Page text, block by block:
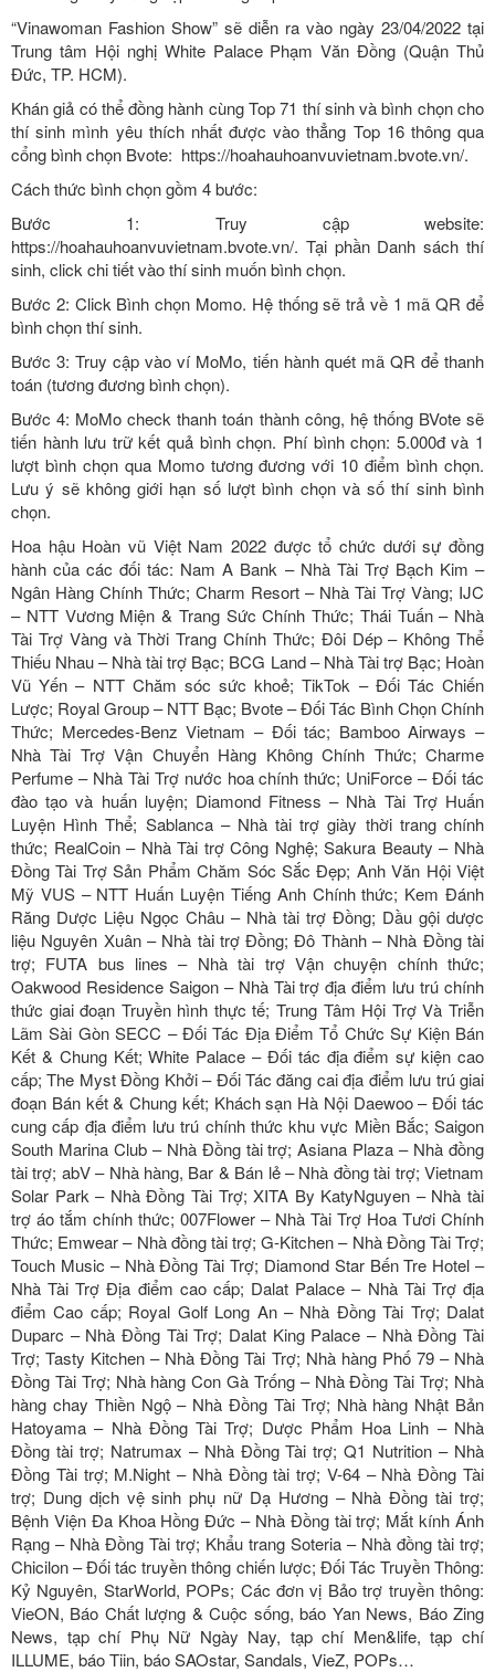
“Vinawoman Fashion Show” sẽ diễn ra vào ngày 23/04/2022 tại
Trung tâm Hội nghị White Palace Phạm Văn Đồng (Quận Thủ
Đức, TP. HCM).
Khán giả có thể đồng hành cùng Top 71 thí sinh và bình chọn cho
thí sinh mình yêu thích nhất được vào thẳng Top 16 thông qua
cổng bình chọn Bvote: https://hoahauhoanvuvietnam.bvote.vn/.
Cách thức bình chọn gồm 4 bước:
Bước 1: Truy cập website:
https://hoahauhoanvuvietnam.bvote.vn/. Tại phần Danh sách thí
sinh, click chi tiết vào thí sinh muốn bình chọn.
Bước 2: Click Bình chọn Momo. Hệ thống sẽ trả về 1 mã QR để
bình chọn thí sinh.
Bước 3: Truy cập vào ví MoMo, tiến hành quét mã QR để thanh
toán (tương đương bình chọn).
Bước 4: MoMo check thanh toán thành công, hệ thống BVote sẽ
tiến hành lưu trữ kết quả bình chọn. Phí bình chọn: 5.000đ và 1
lượt bình chọn qua Momo tương đương với 10 điểm bình chọn.
Lưu ý sẽ không giới hạn số lượt bình chọn và số thí sinh bình
chọn.
Hoa hậu Hoàn vũ Việt Nam 2022 được tổ chức dưới sự đồng
hành của các đối tác: Nam A Bank – Nhà Tài Trợ Bạch Kim –
Ngân Hàng Chính Thức; Charm Resort – Nhà Tài Trợ Vàng; IJC
– NTT Vương Miện & Trang Sức Chính Thức; Thái Tuấn – Nhà
Tài Trợ Vàng và Thời Trang Chính Thức; Đôi Dép – Không Thể
Thiếu Nhau – Nhà tài trợ Bạc; BCG Land – Nhà Tài trợ Bạc; Hoàn
Vũ Yến – NTT Chăm sóc sức khoẻ; TikTok – Đối Tác Chiến
Lược; Royal Group – NTT Bạc; Bvote – Đối Tác Bình Chọn Chính
Thức; Mercedes-Benz Vietnam – Đối tác; Bamboo Airways –
Nhà Tài Trợ Vận Chuyển Hàng Không Chính Thức; Charme
Perfume – Nhà Tài Trợ nước hoa chính thức; UniForce – Đối tác
đào tạo và huấn luyện; Diamond Fitness – Nhà Tài Trợ Huấn
Luyện Hình Thể; Sablanca – Nhà tài trợ giày thời trang chính
thức; RealCoin – Nhà Tài trợ Công Nghệ; Sakura Beauty – Nhà
Đồng Tài Trợ Sản Phẩm Chăm Sóc Sắc Đẹp; Anh Văn Hội Việt
Mỹ VUS – NTT Huấn Luyện Tiếng Anh Chính thức; Kem Đánh
Răng Dược Liệu Ngọc Châu – Nhà tài trợ Đồng; Dầu gội dược
liệu Nguyên Xuân – Nhà tài trợ Đồng; Đô Thành – Nhà Đồng tài
trợ; FUTA bus lines – Nhà tài trợ Vận chuyện chính thức;
Oakwood Residence Saigon – Nhà Tài trợ địa điểm lưu trú chính
thức giai đoạn Truyền hình thực tế; Trung Tâm Hội Trợ Và Triễn
Lãm Sài Gòn SECC – Đối Tác Địa Điểm Tổ Chức Sự Kiện Bán
Kết & Chung Kết; White Palace – Đối tác địa điểm sự kiện cao
cấp; The Myst Đồng Khởi – Đối Tác đăng cai địa điểm lưu trú giai
đoạn Bán kết & Chung kết; Khách sạn Hà Nội Daewoo – Đối tác
cung cấp địa điểm lưu trú chính thức khu vực Miền Bắc; Saigon
South Marina Club – Nhà Đồng tài trợ; Asiana Plaza – Nhà đồng
tài trợ; abV – Nhà hàng, Bar & Bán lẻ – Nhà đồng tài trợ; Vietnam
Solar Park – Nhà Đồng Tài Trợ; XITA By KatyNguyen – Nhà tài
trợ áo tắm chính thức; 007Flower – Nhà Tài Trợ Hoa Tươi Chính
Thức; Emwear – Nhà đồng tài trợ; G-Kitchen – Nhà Đồng Tài Trợ;
Touch Music – Nhà Đồng Tài Trợ; Diamond Star Bến Tre Hotel –
Nhà Tài Trợ Địa điểm cao cấp; Dalat Palace – Nhà Tài Trợ địa
điểm Cao cấp; Royal Golf Long An – Nhà Đồng Tài Trợ; Dalat
Duparc – Nhà Đồng Tài Trợ; Dalat King Palace – Nhà Đồng Tài
Trợ; Tasty Kitchen – Nhà Đồng Tài Trợ; Nhà hàng Phố 79 – Nhà
Đồng Tài Trợ; Nhà hàng Con Gà Trống – Nhà Đồng Tài Trợ; Nhà
hàng chay Thiền Ngộ – Nhà Đồng Tài Trợ; Nhà hàng Nhật Bản
Hatoyama – Nhà Đồng Tài Trợ; Dược Phẩm Hoa Linh – Nhà
Đồng tài trợ; Natrumax – Nhà Đồng Tài trợ; Q1 Nutrition – Nhà
Đồng Tài trợ; M.Night – Nhà Đồng tài trợ; V-64 – Nhà Đồng Tài
trợ; Dung dịch vệ sinh phụ nữ Dạ Hương – Nhà Đồng tài trợ;
Bệnh Viện Đa Khoa Hồng Đức – Nhà Đồng tài trợ; Mắt kính Ánh
Rạng – Nhà Đồng Tài trợ; Khẩu trang Soteria – Nhà đồng tài trợ;
Chicilon – Đối tác truyền thông chiến lược; Đối Tác Truyền Thông:
Kỷ Nguyên, StarWorld, POPs; Các đơn vị Bảo trợ truyền thông:
VieON, Báo Chất lượng & Cuộc sống, báo Yan News, Báo Zing
News, tạp chí Phụ Nữ Ngày Nay, tạp chí Men&life, tạp chí
ILLUME, báo Tiin, báo SAOstar, Sandals, VieZ, POPs…